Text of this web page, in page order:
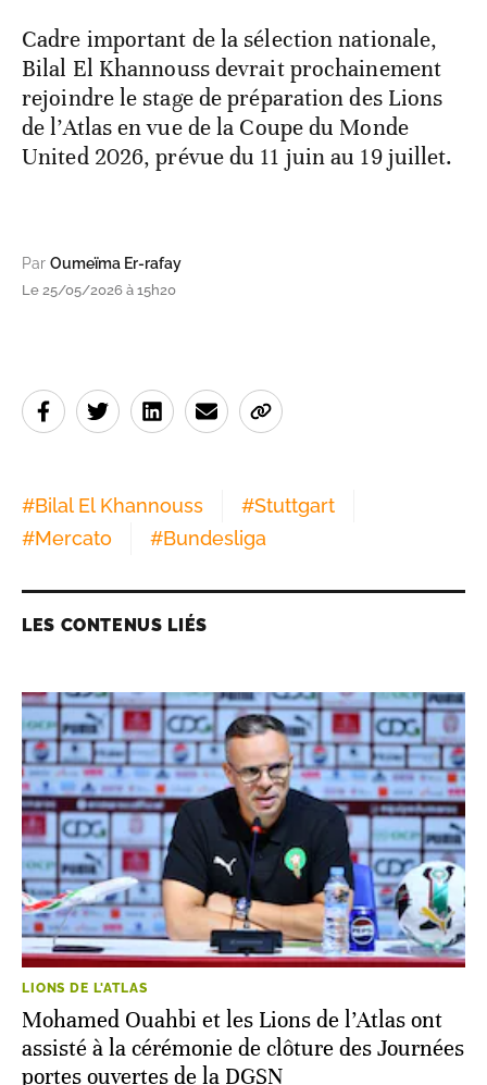
Cadre important de la sélection nationale,
Bilal El Khannouss devrait prochainement
rejoindre le stage de préparation des Lions
de l’Atlas en vue de la Coupe du Monde
United 2026, prévue du 11 juin au 19 juillet.
Par Oumeïma Er-rafay
Le 25/05/2026 à 15h20
#Bilal El Khannouss #Stuttgart
#Mercato #Bundesliga
LES CONTENUS LIÉS
LIONS DE L'ATLAS
Mohamed Ouahbi et les Lions de l’Atlas ont
assisté à la cérémonie de clôture des Journées
portes ouvertes de la DGSN